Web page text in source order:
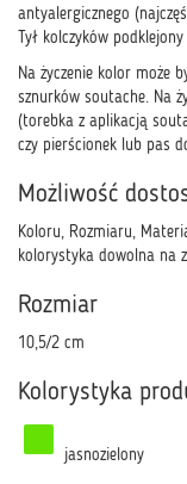
antyalergicznego
Tył kolczyków
Na życzenie kolor może
sznurków soutache. Na
(torebka z aplikacją
czy pierścionek lub pas
Możliwość
Koloru, Rozmiaru,
kolorystyka dowolna na
Rozmiar
10,5/2 cm
Kolorystyka
jasnozielony